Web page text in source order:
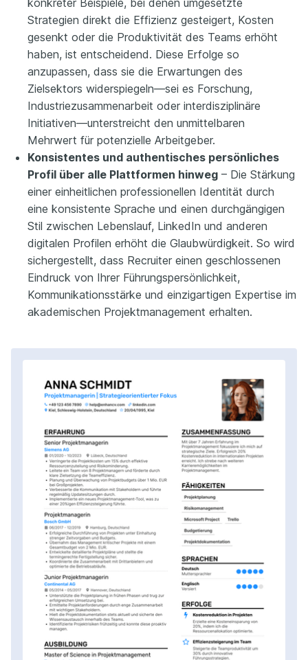
Strategien direkt die Effizienz gesteigert, Kosten
gesenkt oder die Produktivität des Teams erhöht
haben, ist entscheidend. Diese Erfolge so
anzupassen, dass sie die Erwartungen des
Zielsektors widerspiegeln—sei es Forschung,
Industriezusammenarbeit oder interdisziplinäre
Initiativen—unterstreicht den unmittelbaren
Mehrwert für potenzielle Arbeitgeber.
Konsistentes und authentisches persönliches
Profil über alle Plattformen hinweg – Die Stärkung
einer einheitlichen professionellen Identität durch
eine konsistente Sprache und einen durchgängigen
Stil zwischen Lebenslauf, LinkedIn und anderen
digitalen Profilen erhöht die Glaubwürdigkeit. So wird
sichergestellt, dass Recruiter einen geschlossenen
Eindruck von Ihrer Führungspersönlichkeit,
Kommunikationsstärke und einzigartigen Expertise im
akademischen Projektmanagement erhalten.